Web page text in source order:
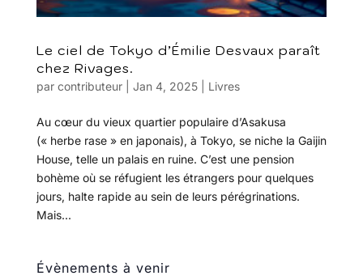
Le ciel de Tokyo d’Émilie Desvaux paraît
chez Rivages.
par contributeur| Jan 4, 2025| Livres
Au cœur du vieux quartier populaire d’Asakusa
(« herbe rase » en japonais), à Tokyo, se niche la Gaijin
House, telle un palais en ruine. C’est une pension
bohème où se réfugient les étrangers pour quelques
jours, halte rapide au sein de leurs pérégrinations.
Mais...
Évènements à venir